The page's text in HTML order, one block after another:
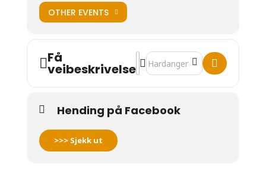
OTHER EVENTS
Få
veibeskrivelse
Address - Heidi Lambach
Destination Address - Heidi
Hending på Facebook
>>> Sjekk ut